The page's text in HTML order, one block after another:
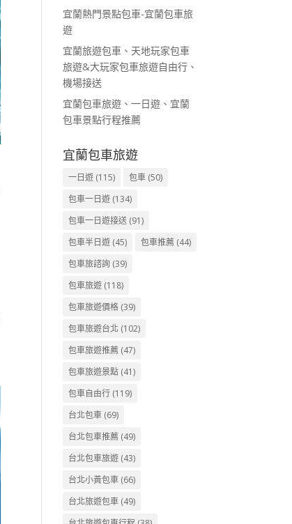
宜蘭熱門景點包車-宜蘭包車旅
遊
宜蘭旅遊包車、天地玩家包車
旅遊&大玩家包車旅遊自由行、
機場接送
宜蘭包車旅遊、一日遊、宜蘭
包車景點行程推薦
宜蘭包車旅遊
一日遊 (115) 包車 (50)
包車一日遊 (134)
包車一日遊接送 (91)
包車半日遊 (45) 包車推薦 (44)
包車旅諮詢 (39)
包車旅遊 (118)
包車旅遊價格 (39)
包車旅遊台北 (102)
包車旅遊推薦 (47)
包車旅遊景點 (41)
包車自由行 (119)
台北包車 (69)
台北包車推薦 (49)
台北包車旅遊 (43)
台北小黃包車 (66)
台北旅遊包車 (49)